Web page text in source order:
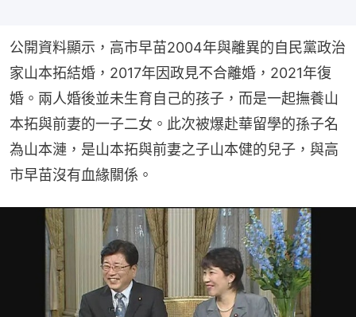
公開資料顯示，高市早苗2004年與離異的自民黨政治
家山本拓結婚，2017年因政見不合離婚，2021年復
婚。兩人婚後並未生育自己的孩子，而是一起撫養山
本拓與前妻的一子二女。此次被爆赴華留學的孫子名
為山本漣，是山本拓與前妻之子山本健的兒子，與高
市早苗沒有血緣關係。